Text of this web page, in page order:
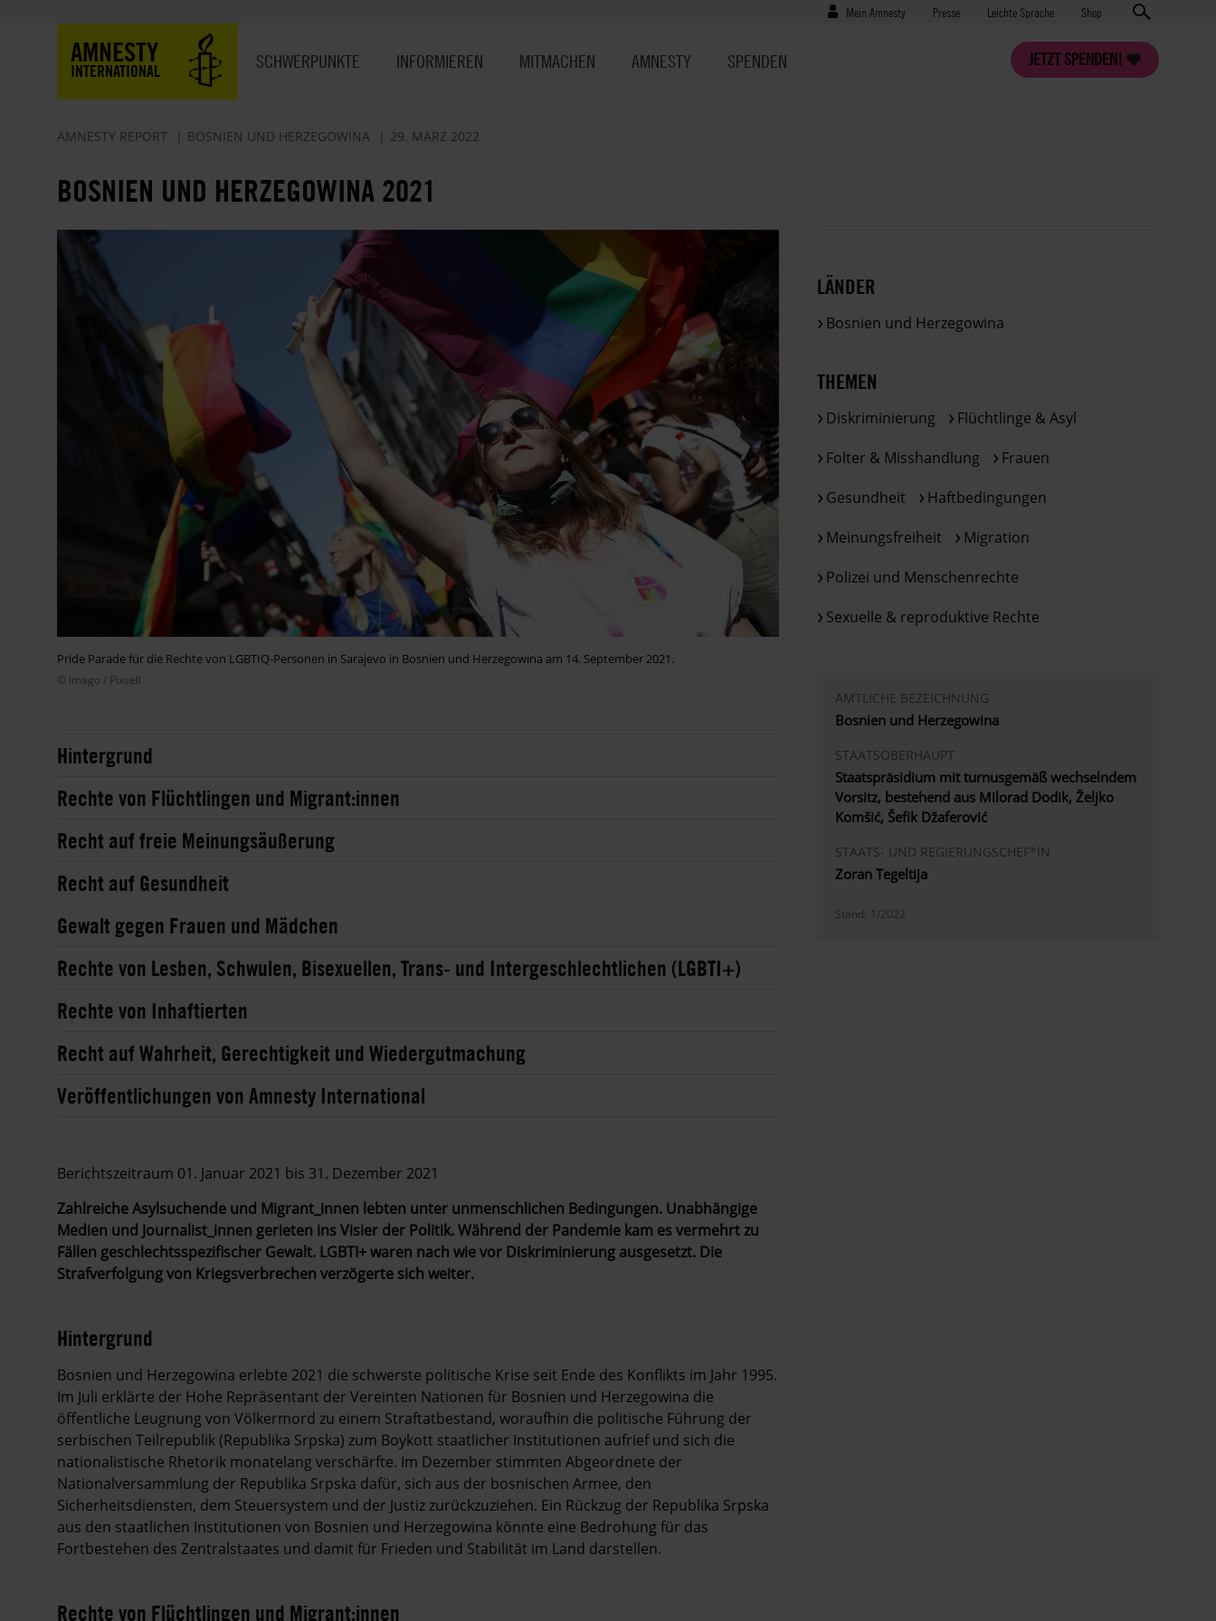
Benutzermenü
Mein Amnesty Presse
Presse Leichte Sprache Shop
AMNESTY
INTERNATIONAL
JETZT SPENDEN!
SCHWERPUNKTE INFORMIEREN MITMACHEN AMNESTY SPENDEN
AMNESTY REPORT BOSNIEN UND HERZEGOWINA 29. MÄRZ 2022
BOSNIEN UND HERZEGOWINA 2021
Pride Parade für die Rechte von LGBTIQ-Personen in Sarajevo in Bosnien und Herzegowina am 14. September 2021.
© Imago / Pixsell
Hintergrund
Rechte von Flüchtlingen und Migrant:innen
Recht auf freie Meinungsäußerung
Recht auf Gesundheit
Gewalt gegen Frauen und Mädchen
Rechte von Lesben, Schwulen, Bisexuellen, Trans- und Intergeschlechtlichen (LGBTI+)
Rechte von Inhaftierten
Recht auf Wahrheit, Gerechtigkeit und Wiedergutmachung
Veröffentlichungen von Amnesty International
Berichtszeitraum 01. Januar 2021 bis 31. Dezember 2021
Zahlreiche Asylsuchende und Migrant_innen lebten unter unmenschlichen Bedingungen. Unabhängige
Medien und Journalist_innen gerieten ins Visier der Politik. Während der Pandemie kam es vermehrt zu
Fällen geschlechtsspezifischer Gewalt. LGBTI+ waren nach wie vor Diskriminierung ausgesetzt. Die
Strafverfolgung von Kriegsverbrechen verzögerte sich weiter.
Hintergrund
Bosnien und Herzegowina erlebte 2021 die schwerste politische Krise seit Ende des Konflikts im Jahr 1995.
Im Juli erklärte der Hohe Repräsentant der Vereinten Nationen für Bosnien und Herzegowina die
öffentliche Leugnung von Völkermord zu einem Straftatbestand, woraufhin die politische Führung der
serbischen Teilrepublik (Republika Srpska) zum Boykott staatlicher Institutionen aufrief und sich die
nationalistische Rhetorik monatelang verschärfte. Im Dezember stimmten Abgeordnete der
Nationalversammlung der Republika Srpska dafür, sich aus der bosnischen Armee, den
Sicherheitsdiensten, dem Steuersystem und der Justiz zurückzuziehen. Ein Rückzug der Republika Srpska
aus den staatlichen Institutionen von Bosnien und Herzegowina könnte eine Bedrohung für das
Fortbestehen des Zentralstaates und damit für Frieden und Stabilität im Land darstellen.
Rechte von Flüchtlingen und Migrant:innen
LÄNDER
Bosnien und Herzegowina
THEMEN
Diskriminierung
Flüchtlinge & Asyl
Folter & Misshandlung
Frauen
Gesundheit
Haftbedingungen
Meinungsfreiheit
Migration
Polizei und Menschenrechte
Sexuelle & reproduktive Rechte
AMTLICHE BEZEICHNUNG
Bosnien und Herzegowina
STAATSOBERHAUPT
Staatspräsidium mit turnusgemäß wechselndem
Vorsitz, bestehend aus Milorad Dodik, Željko
Komšić, Šefik Džaferović
STAATS- UND REGIERUNGSCHEF*IN
Zoran Tegeltija
Stand: 1/2022